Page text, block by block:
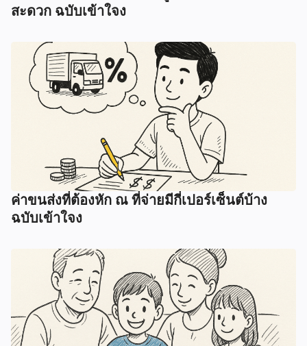
สะดวก ฉบับเข้าใจง
ค่าขนส่งที่ต้องหัก ณ ที่จ่ายมีกี่เปอร์เซ็นต์บ้าง
ฉบับเข้าใจง